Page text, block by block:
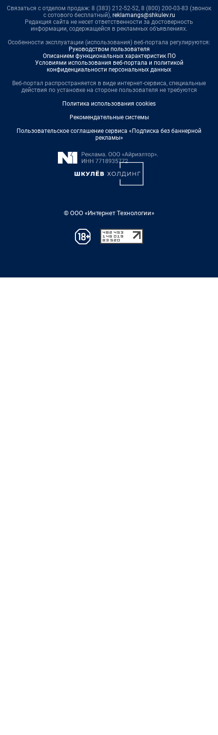
Связаться с отделом продаж: 8 (383) 212-52-52, 8 (800) 200-03-83 (звонок
с сотового бесплатный), reklamangs@shkulev.ru
Редакция сайта не несет ответственности за достоверность
информации, содержащейся в рекламных объявлениях.
Особенности эксплуатации (использования) веб-портала регулируются:
Руководством пользователя
Описанием функциональных характеристик ПО
Условиями использования веб-портала и политикой
конфиденциальности персональных данных
Веб-портал распространяется в виде интернет-сервиса, специальные
действия по установке на стороне пользователя не требуются
Политика использования cookies
Рекомендательные системы
Пользовательское соглашение сервиса «Подписка без баннерной
рекламы»
© ООО «Интернет Технологии»